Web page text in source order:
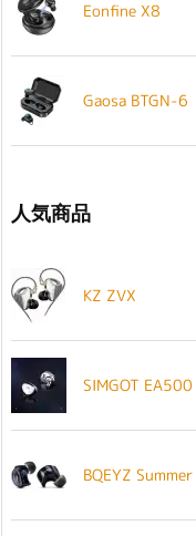
Eonfine X8
Gaosa BTGN-6
人気商品
KZ ZVX
SIMGOT EA500
BQEYZ Summer